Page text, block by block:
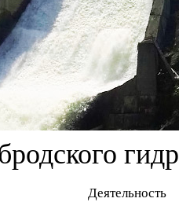
Деятельность